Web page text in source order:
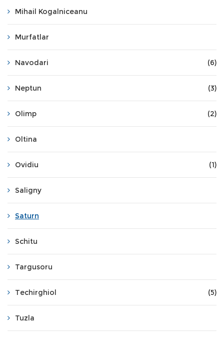
Mihail Kogalniceanu
Murfatlar
Navodari (6)
Neptun (3)
Olimp (2)
Oltina
Ovidiu (1)
Saligny
Saturn
Schitu
Targusoru
Techirghiol (5)
Tuzla